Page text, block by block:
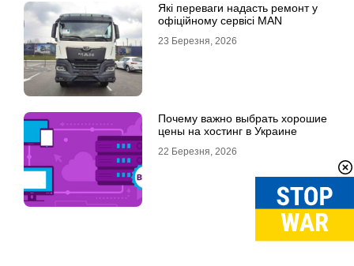
Які переваги надасть ремонт у
офіційному сервісі MAN
23 Березня, 2026
Почему важно выбрать хорошие
цены на хостинг в Украине
22 Березня, 2026